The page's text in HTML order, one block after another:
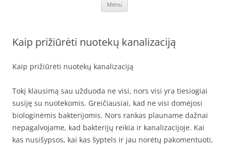
Menu
Kaip prižiūrėti nuotekų kanalizaciją
Kaip prižiūrėti nuotekų kanalizaciją
Tokį klausimą sau užduoda ne visi, nors visi yra tiesiogiai
susiję su nuotekomis. Greičiausiai, kad ne visi domėjosi
biologinėmis bakterijomis. Nors rankas plauname dažnai
nepagalvojame, kad bakterijų reikia ir kanalizacijoje. Kai
kas nusišypsos, kai kas šyptels ir jau norėtų pakomentuoti,